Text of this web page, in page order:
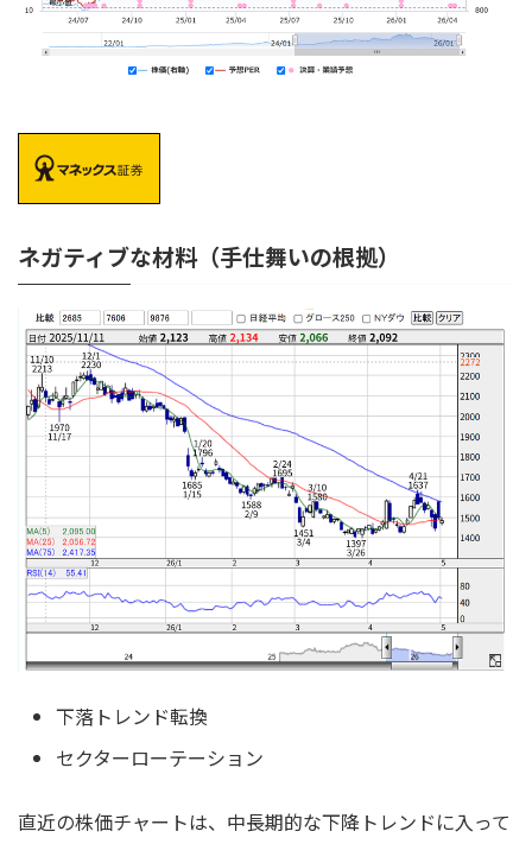
ネガティブな材料（手仕舞いの根拠）
下落トレンド転換
セクターローテーション
直近の株価チャートは、中長期的な下降トレンドに入って